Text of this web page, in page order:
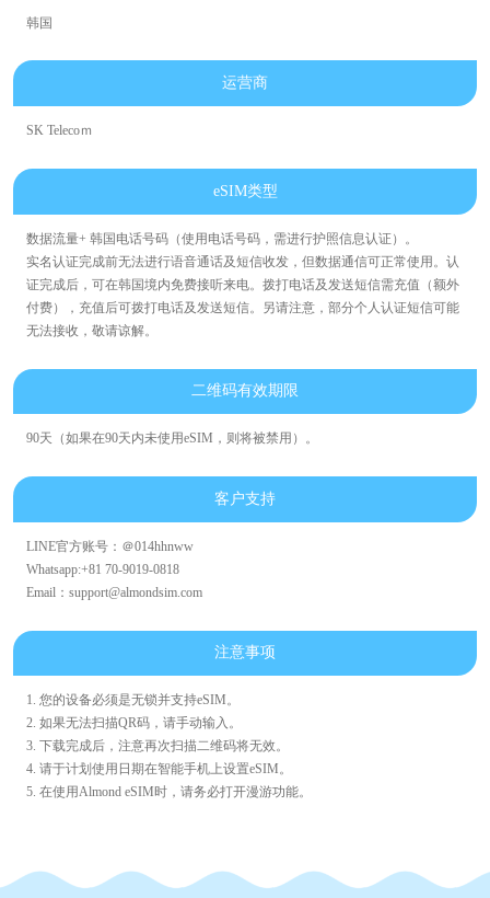
韩国
运营商
SK Telecoｍ
eSIM类型
数据流量+ 韩国电话号码（使用电话号码，需进行护照信息认证）。
实名认证完成前无法进行语音通话及短信收发，但数据通信可正常使用。认
证完成后，可在韩国境内免费接听来电。拨打电话及发送短信需充值（额外
付费），充值后可拨打电话及发送短信。另请注意，部分个人认证短信可能
无法接收，敬请谅解。
二维码有效期限
90天（如果在90天内未使用eSIM，则将被禁用）。
客户支持
LINE官方账号：＠014hhnww
Whatsapp:+81 70-9019-0818
Email：support@almondsim.com
注意事项
1. 您的设备必须是无锁并支持eSIM。
2. 如果无法扫描QR码，请手动输入。
3. 下载完成后，注意再次扫描二维码将无效。
4. 请于计划使用日期在智能手机上设置eSIM。
5. 在使用Almond eSIM时，请务必打开漫游功能。